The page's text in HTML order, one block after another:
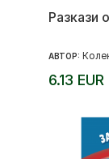
Разкази
АВТОР:
6.13